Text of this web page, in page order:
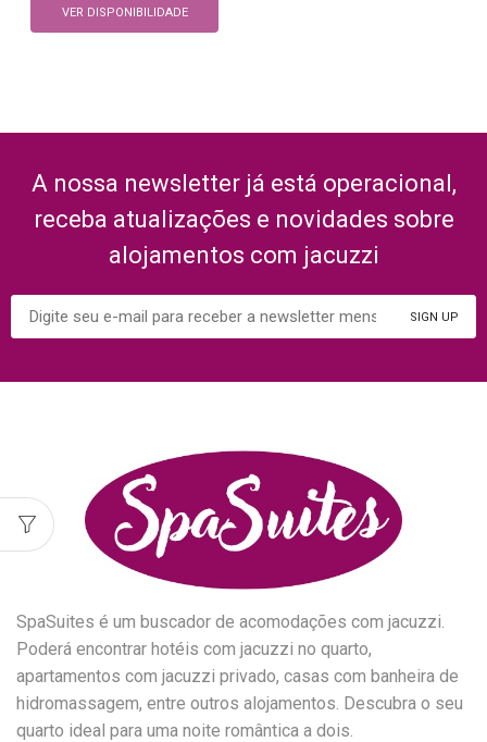
VER DISPONIBILIDADE
A nossa newsletter já está operacional,
receba atualizações e novidades sobre
alojamentos com jacuzzi
SpaSuites é um buscador de acomodações com jacuzzi.
Poderá encontrar hotéis com jacuzzi no quarto,
apartamentos com jacuzzi privado, casas com banheira de
hidromassagem, entre outros alojamentos. Descubra o seu
quarto ideal para uma noite romântica a dois.